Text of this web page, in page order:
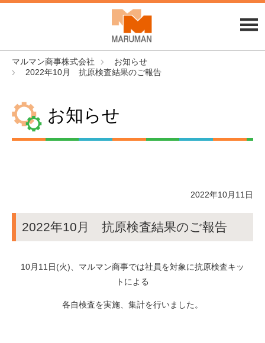
マルマン商事株式会社
お知らせ
2022年10月 抗原検査結果のご報告
お知らせ
2022年10月11日
2022年10月 抗原検査結果のご報告
10月11日(火)、マルマン商事では社員を対象に抗原検査キッ
トによる
各自検査を実施、集計を行いました。